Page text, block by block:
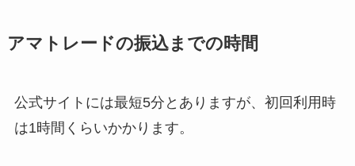
アマトレードの振込までの時間
公式サイトには最短5分とありますが、初回利用時
は1時間くらいかかります。